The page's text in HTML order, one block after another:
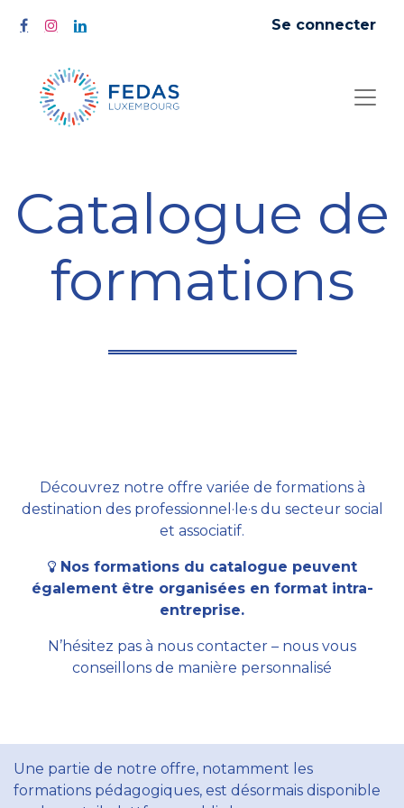
Se connecter
Catalogue de
formations
Découvrez notre offre variée de formations à
destination des professionnel·le·s du secteur social
et associatif.
Nos formations du catalogue peuvent
également être organisées en format intra-
entreprise.
N’hésitez pas à nous contacter – nous vous
conseillons de manière personnalisé
Une partie de notre offre, notamment les
formations pédagogiques, est désormais disponible